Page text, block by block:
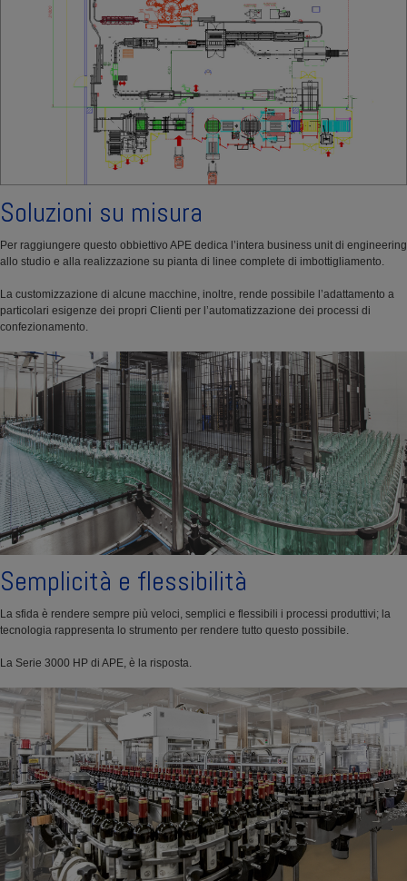
Soluzioni su misura
Per raggiungere questo obbiettivo APE dedica l’intera business unit di engineering
allo studio e alla realizzazione su pianta di linee complete di imbottigliamento.
La customizzazione di alcune macchine, inoltre, rende possibile l’adattamento a
particolari esigenze dei propri Clienti per l’automatizzazione dei processi di
confezionamento.
Semplicità e flessibilità
La sfida è rendere sempre più veloci, semplici e flessibili i processi produttivi; la
tecnologia rappresenta lo strumento per rendere tutto questo possibile.
La Serie 3000 HP di APE, è la risposta.